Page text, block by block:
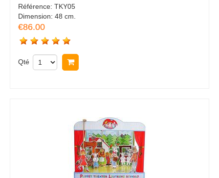
Référence: TKY05
Dimension: 48 cm.
€86.00
Qté